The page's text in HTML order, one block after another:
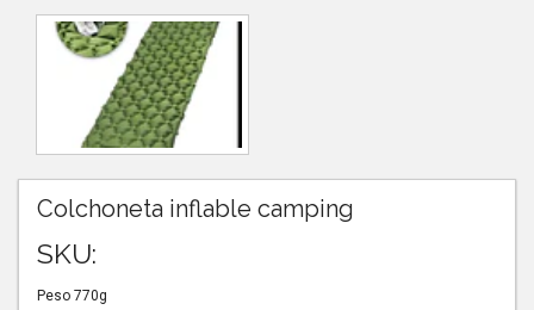
Colchoneta inflable camping
SKU:
Peso 770g